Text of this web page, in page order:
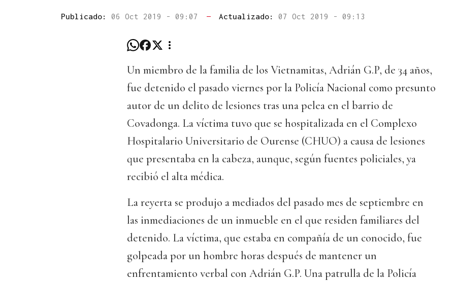
Publicado: 06 Oct 2019 - 09:07 — Actualizado: 07 Oct 2019 - 09:13
Un miembro de la familia de los Vietnamitas, Adrián G.P, de 34 años,
fue detenido el pasado viernes por la Policía Nacional como presunto
autor de un delito de lesiones tras una pelea en el barrio de
Covadonga. La víctima tuvo que se hospitalizada en el Complexo
Hospitalario Universitario de Ourense (CHUO) a causa de lesiones
que presentaba en la cabeza, aunque, según fuentes policiales, ya
recibió el alta médica.
La reyerta se produjo a mediados del pasado mes de septiembre en
las inmediaciones de un inmueble en el que residen familiares del
detenido. La víctima, que estaba en compañía de un conocido, fue
golpeada por un hombre horas después de mantener un
enfrentamiento verbal con Adrián G.P. Una patrulla de la Policía